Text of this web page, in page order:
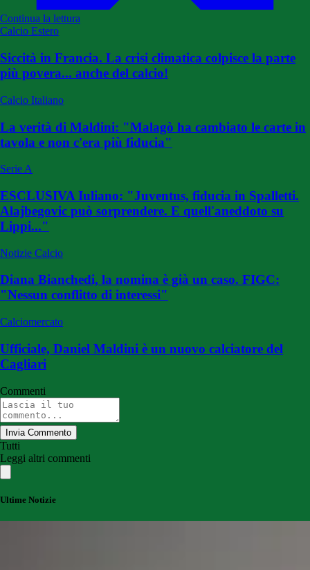
Continua la lettura
Calcio Estero
Siccità in Francia. La crisi climatica colpisce la parte
più povera... anche del calcio!
Calcio Italiano
La verità di Maldini: "Malagò ha cambiato le carte in
tavola e non c'era più fiducia"
Serie A
ESCLUSIVA Iuliano: "Juventus, fiducia in Spalletti.
Alajbegovic può sorprendere. E quell'aneddoto su
Lippi..."
Notizie Calcio
Diana Bianchedi, la nomina è già un caso. FIGC:
"Nessun conflitto di interessi"
Calciomercato
Ufficiale, Daniel Maldini è un nuovo calciatore del
Cagliari
Commenti
Invia Commento
Tutti
Leggi altri commenti
Ultime Notizie